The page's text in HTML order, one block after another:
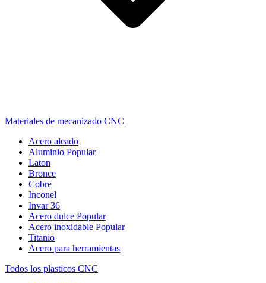
Materiales de mecanizado CNC
Acero aleado
Aluminio Popular
Laton
Bronce
Cobre
Inconel
Invar 36
Acero dulce Popular
Acero inoxidable Popular
Titanio
Acero para herramientas
Todos los plasticos CNC